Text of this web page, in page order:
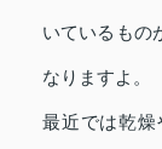
いているもの
なりますよ。
最近では乾